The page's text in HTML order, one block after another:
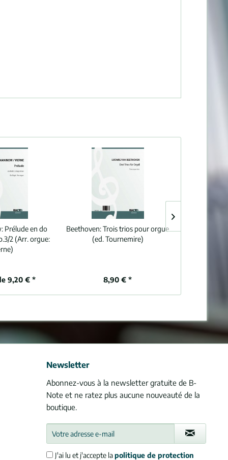
Prélude en do
2 (Arr. orgue:
9,20 € *
Beethoven:Trois trios pour orgue
(ed. Tournemire)
8,90 € *
Newsletter
Abonnez-vous à la newsletter gratuite de B-
Note et ne ratez plus aucune nouveauté de la
boutique.
J'ai lu et j'accepte lapolitique de protection